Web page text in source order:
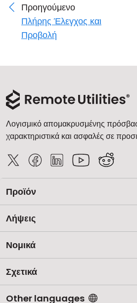
Προηγούμενο
Πλήρης Έλεγχος και
Προβολή
Λογισμικό απομακρυσμένης
χαρακτηριστικά και ασφαλές σε
Προϊόν
Λήψεις
Νομικά
Σχετικά
Other languages